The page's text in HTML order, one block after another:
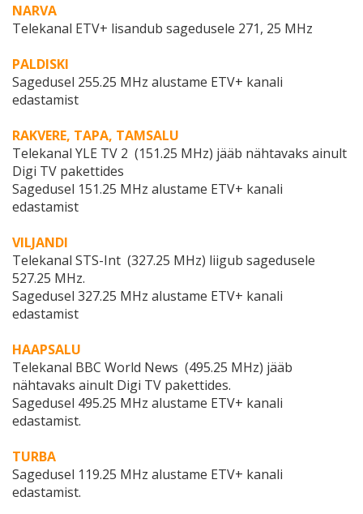
NARVA
Telekanal ETV+ lisandub sagedusele 271, 25 MHz
PALDISKI
Sagedusel 255.25 MHz alustame ETV+ kanali
edastamist
RAKVERE, TAPA, TAMSALU
Telekanal YLE TV 2 (151.25 MHz) jääb nähtavaks ainult
Digi TV pakettides
Sagedusel 151.25 MHz alustame ETV+ kanali
edastamist
VILJANDI
Telekanal STS-Int (327.25 MHz) liigub sagedusele
527.25 MHz.
Sagedusel 327.25 MHz alustame ETV+ kanali
edastamist
HAAPSALU
Telekanal BBC World News (495.25 MHz) jääb
nähtavaks ainult Digi TV pakettides.
Sagedusel 495.25 MHz alustame ETV+ kanali
edastamist.
TURBA
Sagedusel 119.25 MHz alustame ETV+ kanali
edastamist.